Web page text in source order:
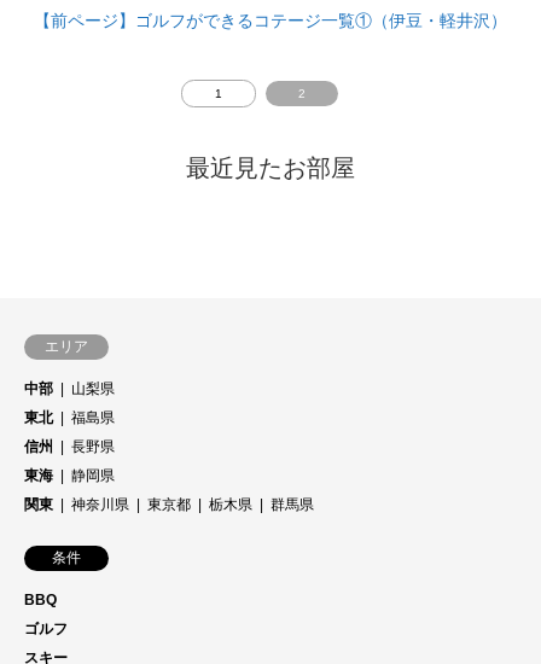
ラボランドは、周辺環境にも恵まれておりレジャーも充実。
マリンスポーツもできます。
かけしてみてはいかがでしょうか？
【前ページ】ゴルフができるコテージ一覧①（伊豆・軽井沢）
1 2
最近見たお部屋
エリア
中部
山梨県
東北
福島県
信州
長野県
東海
静岡県
関東
神奈川県 東京都 栃木県 群馬県
条件
BBQ
ゴルフ
スキー